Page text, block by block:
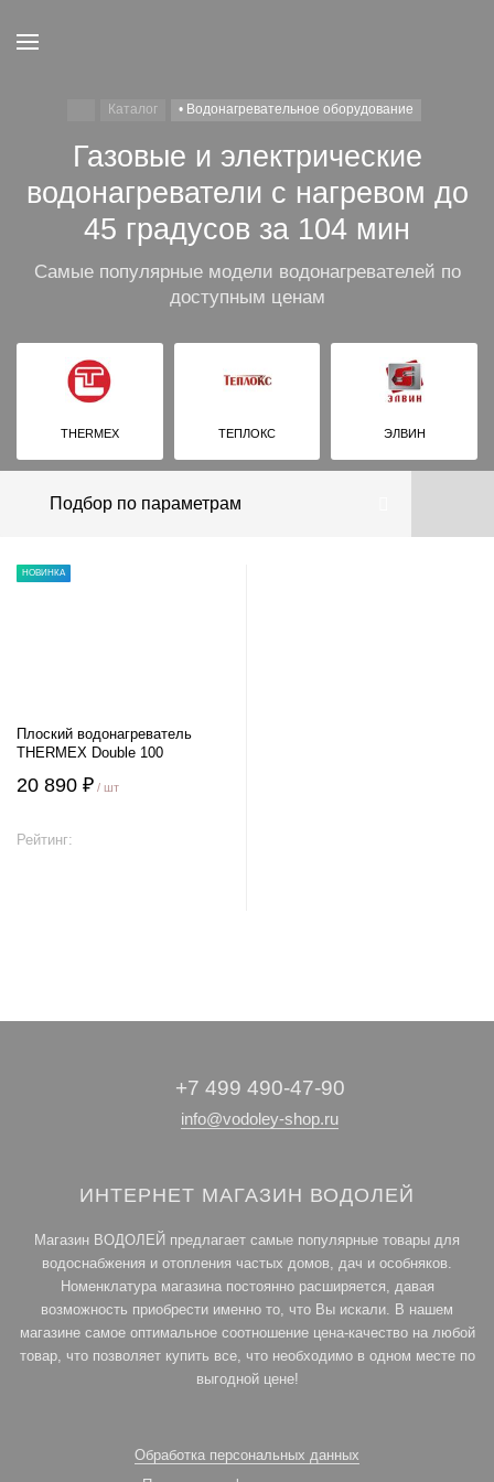
Каталог • Водонагревательное оборудование
Газовые и электрические
водонагреватели с нагревом до
45 градусов за 104 мин
Самые популярные модели водонагревателей по
доступным ценам
THERMEX ТЕПЛОКС ЭЛВИН
Подбор по параметрам
НОВИНКА
Плоский водонагреватель
THERMEX Double 100
20 890 ₽ / шт
Рейтинг:
+7 499 490-47-90
info@vodoley-shop.ru
ИНТЕРНЕТ МАГАЗИН ВОДОЛЕЙ
Магазин ВОДОЛЕЙ предлагает самые популярные товары для
водоснабжения и отопления частых домов, дач и особняков.
Номенклатура магазина постоянно расширяется, давая
возможность приобрести именно то, что Вы искали. В нашем
магазине самое оптимальное соотношение цена-качество на любой
товар, что позволяет купить все, что необходимо в одном месте по
выгодной цене!
Обработка персональных данных